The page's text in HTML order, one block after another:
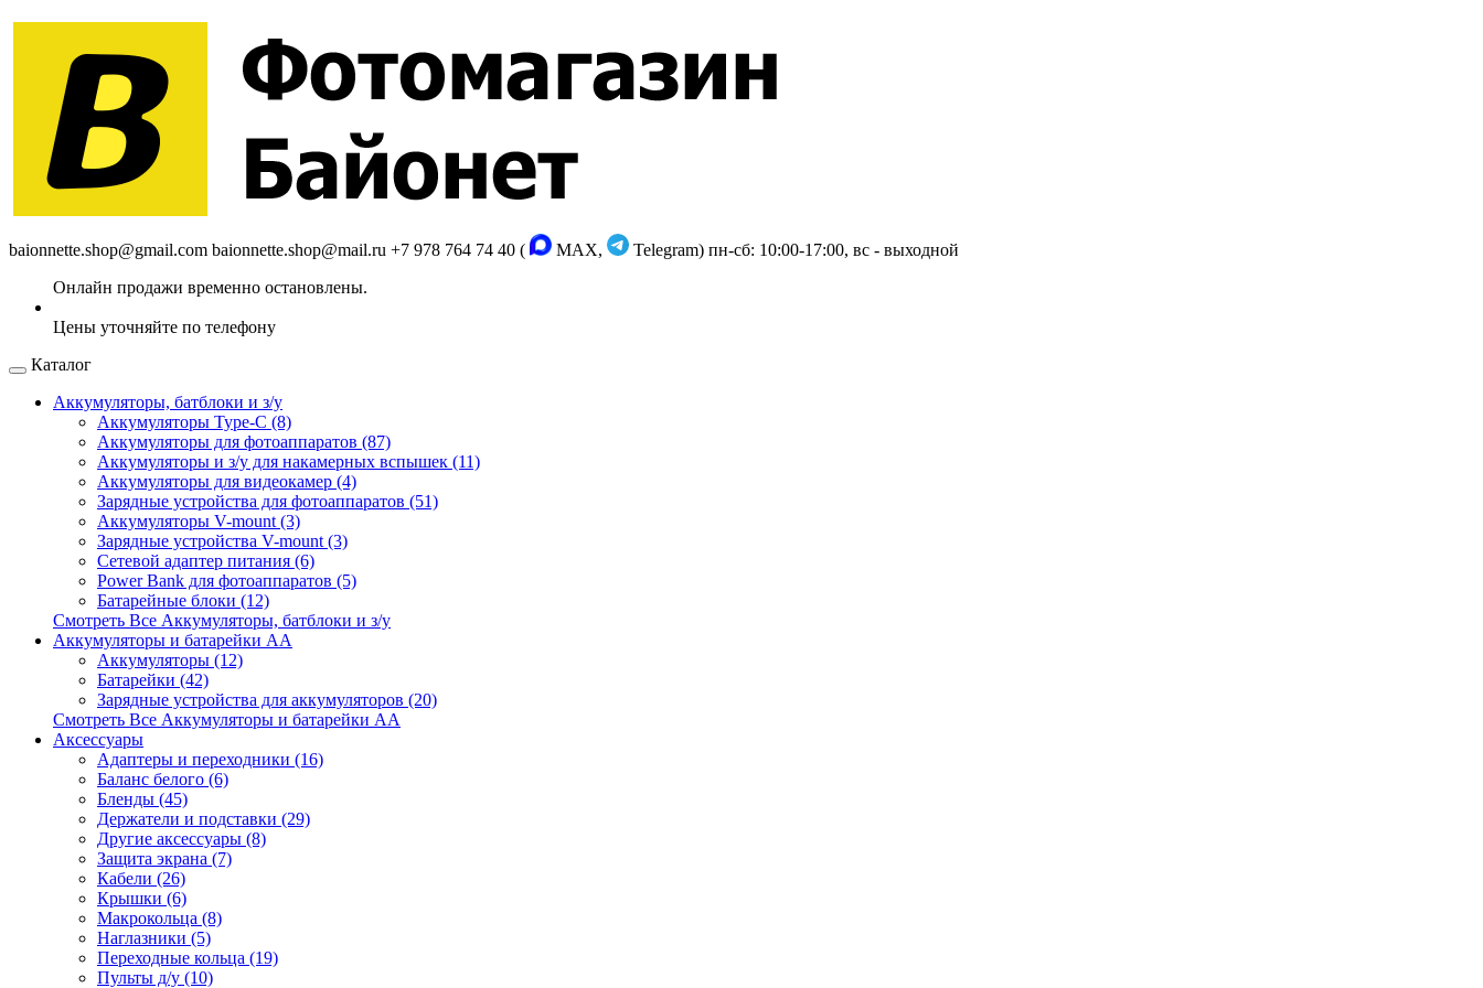
baionnette.shop@gmail.com baionnette.shop@mail.ru +7 978 764 74 40 ( MAX, Telegram) пн-сб: 10:00-17:00, вс - выходной
Каталог
Аккумуляторы, батблоки и з/у
Аккумуляторы Type-C (8)
Аккумуляторы для фотоаппаратов (87)
Аккумуляторы и з/у для накамерных вспышек (11)
Аккумуляторы для видеокамер (4)
Зарядные устройства для фотоаппаратов (51)
Аккумуляторы V-mount (3)
Зарядные устройства V-mount (3)
Сетевой адаптер питания (6)
Power Bank для фотоаппаратов (5)
Батарейные блоки (12)
Смотреть Все Аккумуляторы, батблоки и з/у
Аккумуляторы и батарейки AA
Аккумуляторы (12)
Батарейки (42)
Зарядные устройства для аккумуляторов (20)
Смотреть Все Аккумуляторы и батарейки AA
Аксессуары
Адаптеры и переходники (16)
Баланс белого (6)
Бленды (45)
Держатели и подставки (29)
Другие аксессуары (8)
Защита экрана (7)
Кабели (26)
Крышки (6)
Макрокольца (8)
Наглазники (5)
Переходные кольца (19)
Пульты д/у (10)